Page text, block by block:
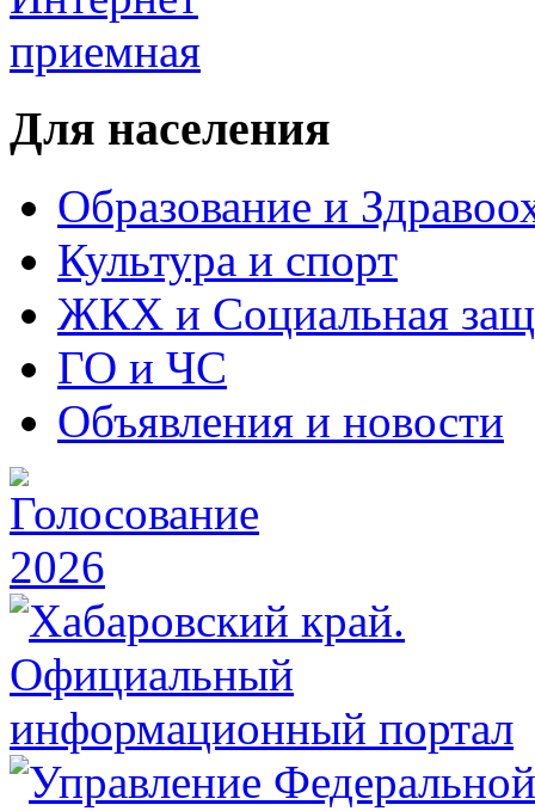
Для населения
Образование и
Культура и спорт
ЖКХ и Социальная
ГО и ЧС
Объявления и новости